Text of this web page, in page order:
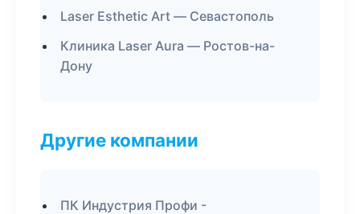
Laser Esthetic Art — Севастополь
Клиника Laser Aura — Ростов-на-
Дону
Другие компании
ПК Индустрия Профи -